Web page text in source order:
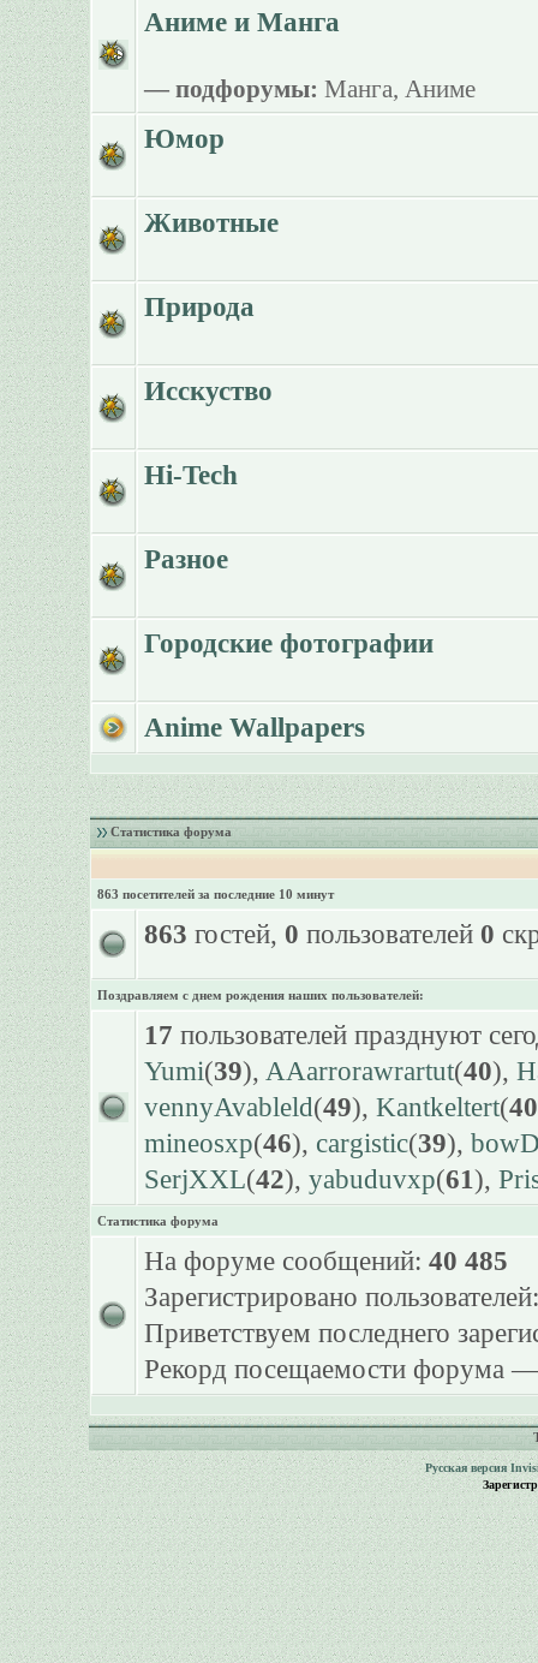
Аниме и Манга
— подфорумы: Манга, Аниме
Юмор
Животные
Природа
Исскуство
Hi-Tech
Разное
Городские фотографии
Anime Wallpapers
Статистика форума
863 посетителей за последние 10 минут
863 гостей, 0 пользователей 0
Поздравляем с днем рождения наших пользователей:
17 пользователей празднуют
Yumi(39), AAarrorawrartut(40),
vennyAvableld(49), Kantkeltert(40
mineosxp(46), cargistic(39),
SerjXXL(42), yabuduvxp(61),
Статистика форума
На форуме сообщений: 40 485
Зарегистрировано
Приветствуем последнего
Рекорд посещаемости форума
Русская версия